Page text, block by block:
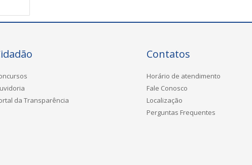
da Transparência
Contatos
Horário de atendimento
Fale Conosco
Localização
Perguntas Frequentes